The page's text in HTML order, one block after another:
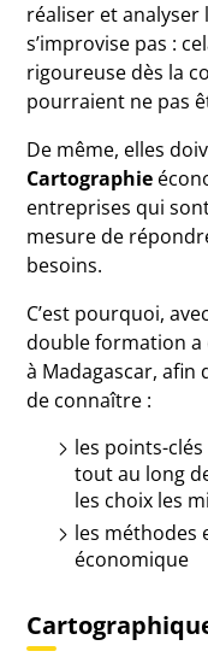
réaliser et analyser
s’improvise pas :
rigoureuse dès la
pourraient ne pas
De même, elles
Cartographie
entreprises qui
mesure de
besoins.
C’est pourquoi,
double formation a
à Madagascar, afin
de connaître :
les points-
tout au long
les choix les
les méthodes
économique